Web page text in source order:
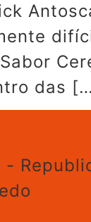
das